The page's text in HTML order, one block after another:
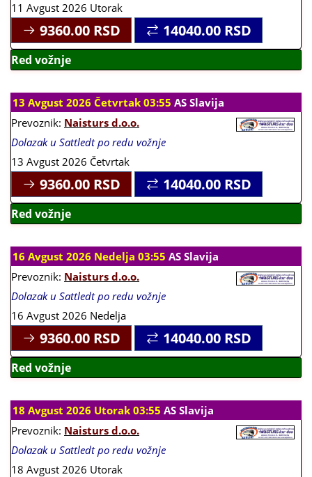
11 Avgust 2026 Utorak
9360.00 RSD 14040.00 RSD
Red vožnje
13 Avgust 2026 Četvrtak 03:55 AS Slavija
Prevoznik: Naisturs d.o.o.
Dolazak u Sattledt po redu vožnje
13 Avgust 2026 Četvrtak
9360.00 RSD 14040.00 RSD
Red vožnje
16 Avgust 2026 Nedelja 03:55 AS Slavija
Prevoznik: Naisturs d.o.o.
Dolazak u Sattledt po redu vožnje
16 Avgust 2026 Nedelja
9360.00 RSD 14040.00 RSD
Red vožnje
18 Avgust 2026 Utorak 03:55 AS Slavija
Prevoznik: Naisturs d.o.o.
Dolazak u Sattledt po redu vožnje
18 Avgust 2026 Utorak